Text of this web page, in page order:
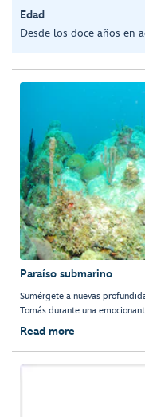
Edad
Desde los doce años en
Paraíso submarino
Sumérgete a nuevas
Tomás durante una
Read more